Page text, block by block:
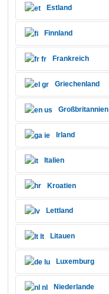
Estland
Finnland
Frankreich
Griechenland
Großbritannien
Irland
Italien
Kroatien
Lettland
Litauen
Luxemburg
Niederlande